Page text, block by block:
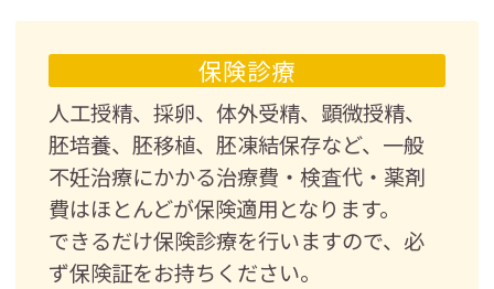
保険診療
人工授精、採卵、体外受精、顕微授精、
胚培養、胚移植、胚凍結保存など、一般
不妊治療にかかる治療費・検査代・薬剤
費はほとんどが保険適用となります。
できるだけ保険診療を行いますので、必
ず保険証をお持ちください。